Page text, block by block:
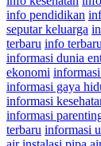
info pendidikan
seputar keluarga
terbaru info
informasi dunia
ekonomi
informasi gaya
informasi
informasi
terbaru informasi